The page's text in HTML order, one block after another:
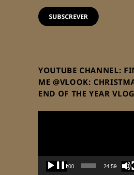
email
SUBSCREVER
YOUTUBE CHANNEL:
ME @VLOOK:
END OF THE YEAR VLOG
00:00 24:59